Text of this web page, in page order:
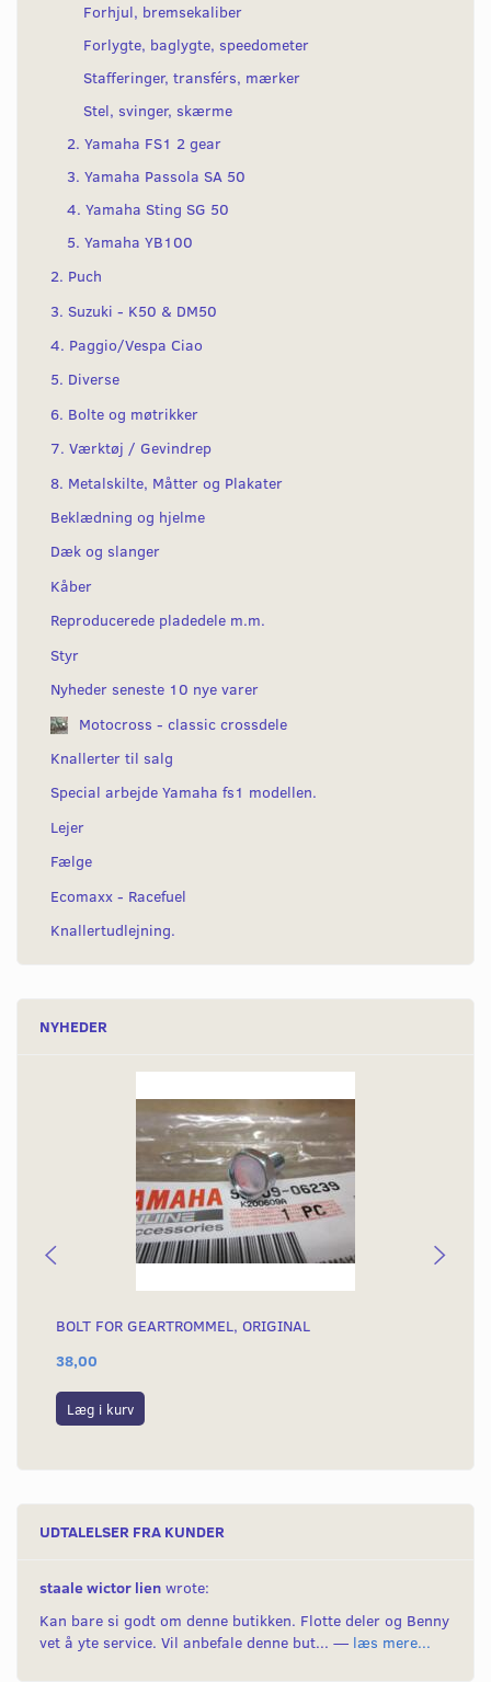
Forhjul, bremsekaliber
Forlygte, baglygte, speedometer
Stafferinger, transférs, mærker
Stel, svinger, skærme
2. Yamaha FS1 2 gear
3. Yamaha Passola SA 50
4. Yamaha Sting SG 50
5. Yamaha YB100
2. Puch
3. Suzuki - K50 & DM50
4. Paggio/Vespa Ciao
5. Diverse
6. Bolte og møtrikker
7. Værktøj / Gevindrep
8. Metalskilte, Måtter og Plakater
Beklædning og hjelme
Dæk og slanger
Kåber
Reproducerede pladedele m.m.
Styr
Nyheder seneste 10 nye varer
Motocross - classic crossdele
Knallerter til salg
Special arbejde Yamaha fs1 modellen.
Lejer
Fælge
Ecomaxx - Racefuel
Knallertudlejning.
NYHEDER
BOLT FOR GEARTROMMEL, ORIGINAL
38,00
Læg i kurv
UDTALELSER FRA KUNDER
staale wictor lien wrote:
Kan bare si godt om denne butikken. Flotte deler og Benny
vet å yte service. Vil anbefale denne but... — læs mere...